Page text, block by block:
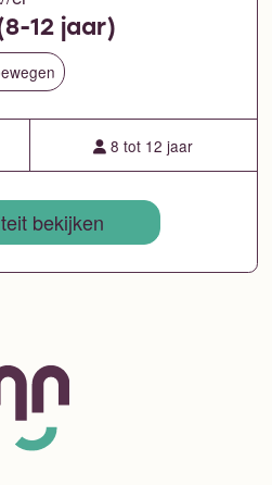
12 jaar)
8 tot 12 jaar
bekijken